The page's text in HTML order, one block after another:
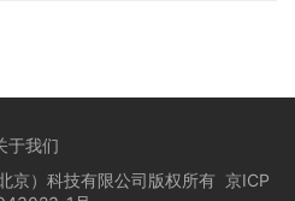
于我们
）科技有限公司版权所有 京ICP